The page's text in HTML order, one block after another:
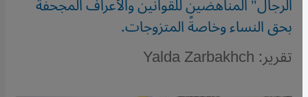
بحق النساء وخاصةً المتزوجات.
تقرير: Yalda Zarbakhch